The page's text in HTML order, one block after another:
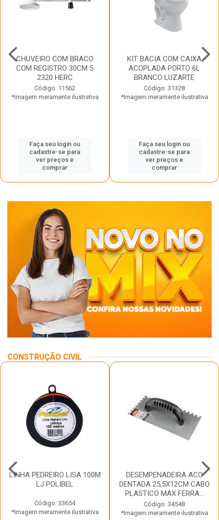
CHUVEIRO COM BRACO
COM REGISTRO 30CM 5
2320 HERC
Código: 11562
*Imagem meramente ilustrativa
Faça seu login ou
cadastre-se para
ver preços e
comprar
KIT BACIA COM CAIXA
ACOPLADA PORTO 6L
BRANCO LUZARTE
Código: 31328
*Imagem meramente ilustrativa
Faça seu login ou
cadastre-se para
ver preços e
comprar
CONSTRUÇÃO CIVIL
LINHA PEDREIRO LISA 100M
LJ POLIBEL
Código: 33654
*Imagem meramente ilustrativa
DESEMPENADEIRA ACO
DENTADA 25,5X12CM CABO
PLASTICO MAX FERRA...
Código: 34548
*Imagem meramente ilustrativa